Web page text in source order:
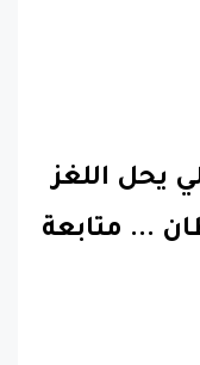
يحل اللغز
... متابعة